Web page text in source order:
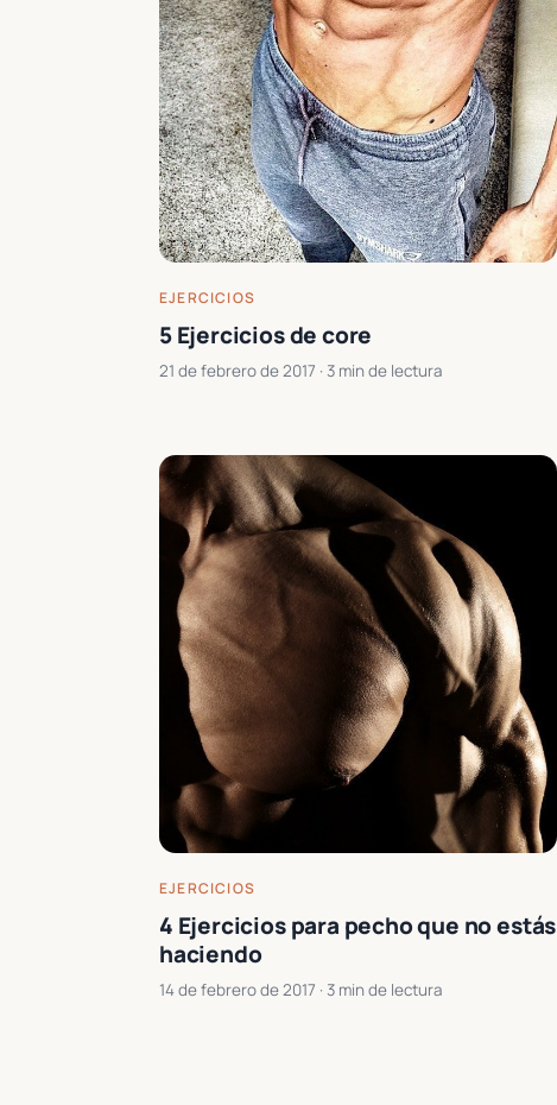
EJERCICIOS
5 Ejercicios de core
21 de febrero de 2017 · 3 min de lectura
EJERCICIOS
4 Ejercicios para pecho que no estás
haciendo
14 de febrero de 2017 · 3 min de lectura